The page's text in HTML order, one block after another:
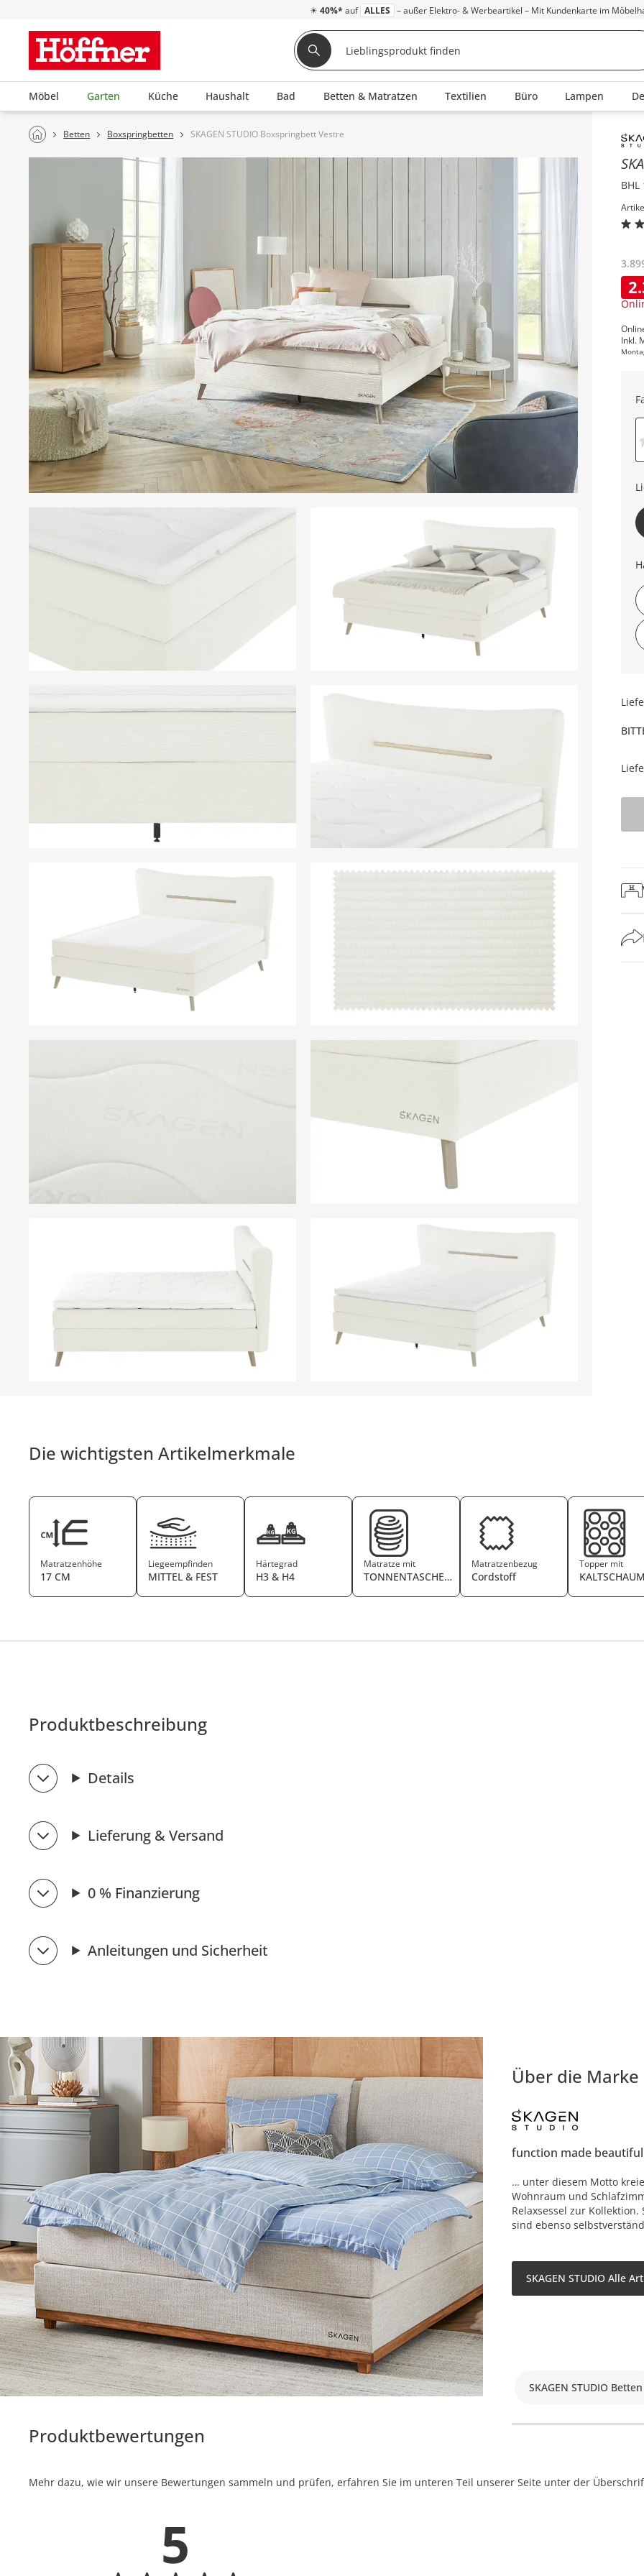
☀ 40%* auf ALLES – außer Elektro- & Werbeartikel – Mit Kundenkarte im
Möbel Garten Küche Haushalt Bad Betten & Matratzen Textilien Büro Lampen
Betten Boxspringbetten SKAGEN STUDIO Boxspringbett Vestre
Inkl.
Die wichtigsten Artikelmerkmale
Matratzenhöhe
17 CM
Liegeempfinden
MITTEL & FEST
Härtegrad
H3 & H4
Matratze mit
TONNENTASCHENFEDERKERN
Matratzenbezug
Cordstoff
Topper mit
Produktbeschreibung
Details
Lieferung & Versand
0 % Finanzierung
Anleitungen und Sicherheit
Über die Marke
function made beautiful
… unter diesem Motto
Wohnraum und
Relaxsessel zur
sind ebenso
SKAGEN STUDIO Alle
SKAGEN STUDIO Betten
Produktbewertungen
Mehr dazu, wie wir unsere Bewertungen sammeln und prüfen, erfahren Sie im unteren Teil unserer Seite unter der
5